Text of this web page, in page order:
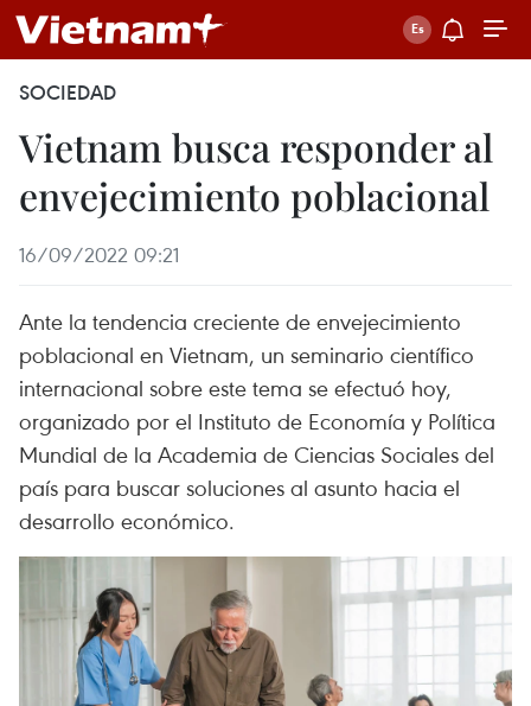
SOCIEDAD
Vietnam busca responder al
envejecimiento poblacional
16/09/2022 09:21
Ante la tendencia creciente de envejecimiento
poblacional en Vietnam, un seminario científico
internacional sobre este tema se efectuó hoy,
organizado por el Instituto de Economía y Política
Mundial de la Academia de Ciencias Sociales del
país para buscar soluciones al asunto hacia el
desarrollo económico.